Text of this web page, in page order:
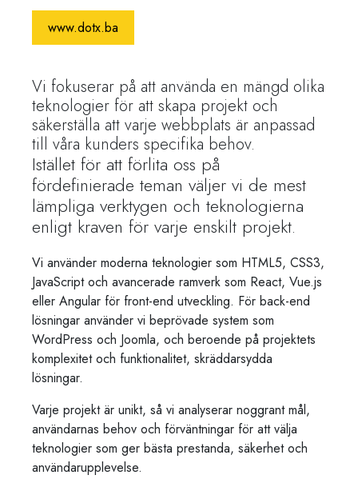
www.dotx.ba
Vi fokuserar på att använda en mängd olika
teknologier för att skapa projekt och
säkerställa att varje webbplats är anpassad
till våra kunders specifika behov.
Istället för att förlita oss på
fördefinierade teman väljer vi de mest
lämpliga verktygen och teknologierna
enligt kraven för varje enskilt projekt.
Vi använder moderna teknologier som HTML5, CSS3,
JavaScript och avancerade ramverk som React, Vue.js
eller Angular för front-end utveckling. För back-end
lösningar använder vi beprövade system som
WordPress och Joomla, och beroende på projektets
komplexitet och funktionalitet, skräddarsydda
lösningar.
Varje projekt är unikt, så vi analyserar noggrant mål,
användarnas behov och förväntningar för att välja
teknologier som ger bästa prestanda, säkerhet och
användarupplevelse.